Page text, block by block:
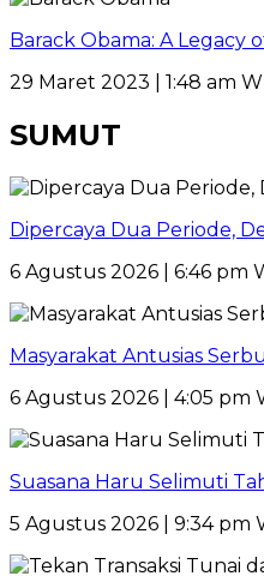
Barack Obama: A Legacy
29 Maret 2023 | 1:48 am
SUMUT
Dipercaya Dua Periode,
6 Agustus 2026 | 6:46 pm
Masyarakat Antusias
6 Agustus 2026 | 4:05 pm
Suasana Haru Selimuti
5 Agustus 2026 | 9:34 pm